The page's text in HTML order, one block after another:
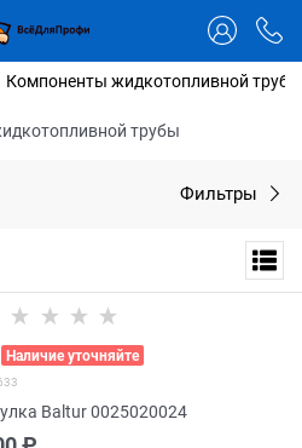
Компоненты жидкотопливной трубы
трубы
Фильтры
Наличие уточняйте
Baltur 0025020024